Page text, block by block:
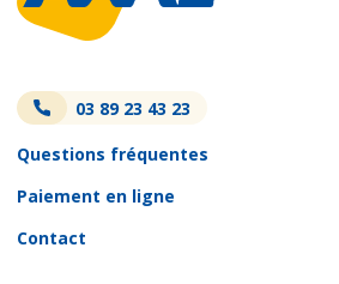
03 89 23 43 23
Questions fréquentes
Paiement en ligne
Contact